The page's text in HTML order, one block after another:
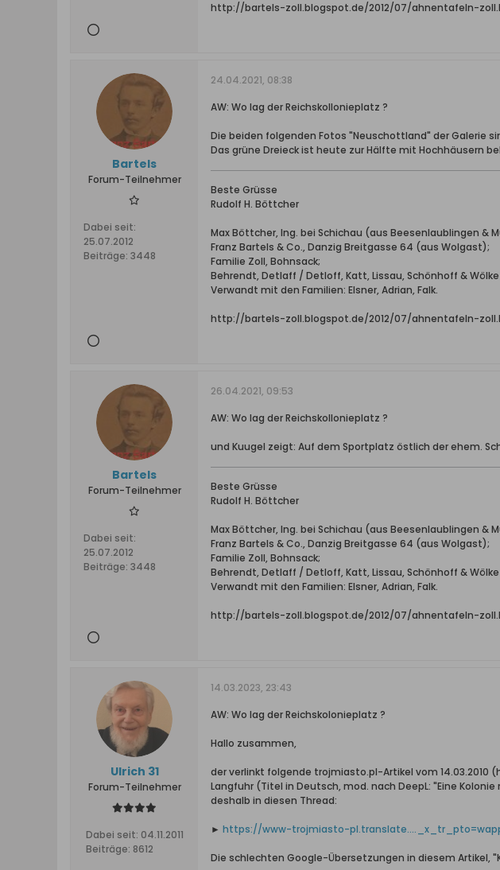
http://bartels-zoll.blogspot.de/2012/07/ahnentafeln-
Bartels
Forum-Teilnehmer
Dabei seit:
25.07.2012
Beiträge: 3448
24.04.2021, 08:38
AW: Wo lag der Reichskollonieplatz ?
Die beiden folgenden Fotos "Neuschottland" der Galerie
Das grüne Dreieck ist heute zur Hälfte mit Hochhäusern
Beste Grüsse
Rudolf H. Böttcher
Max Böttcher, Ing. bei Schichau (aus Beesenlaublingen &
Franz Bartels & Co., Danzig Breitgasse 64 (aus Wolgast);
Familie Zoll, Bohnsack;
Behrendt, Detlaff / Detloff, Katt, Lissau, Schönhoff &
Verwandt mit den Familien: Elsner, Adrian, Falk.
http://bartels-zoll.blogspot.de/2012/07/ahnentafeln-
Bartels
Forum-Teilnehmer
Dabei seit:
25.07.2012
Beiträge: 3448
26.04.2021, 09:53
AW: Wo lag der Reichskollonieplatz ?
und Kuugel zeigt: Auf dem Sportplatz östlich der ehem.
Beste Grüsse
Rudolf H. Böttcher
Max Böttcher, Ing. bei Schichau (aus Beesenlaublingen &
Franz Bartels & Co., Danzig Breitgasse 64 (aus Wolgast);
Familie Zoll, Bohnsack;
Behrendt, Detlaff / Detloff, Katt, Lissau, Schönhoff &
Verwandt mit den Familien: Elsner, Adrian, Falk.
http://bartels-zoll.blogspot.de/2012/07/ahnentafeln-
Ulrich 31
Forum-Teilnehmer
Dabei seit: 04.11.2011
Beiträge: 8612
14.03.2023, 23:43
AW: Wo lag der Reichskolonieplatz ?
Hallo zusammen,
der verlinkt folgende trojmiasto.pl-Artikel vom 14.03.2010
Langfuhr (Titel in Deutsch, mod. nach DeepL: "Eine
deshalb in diesen Thread:
► https://www-trojmiasto-
Die schlechten Google-Übersetzungen in diesem Artikel,